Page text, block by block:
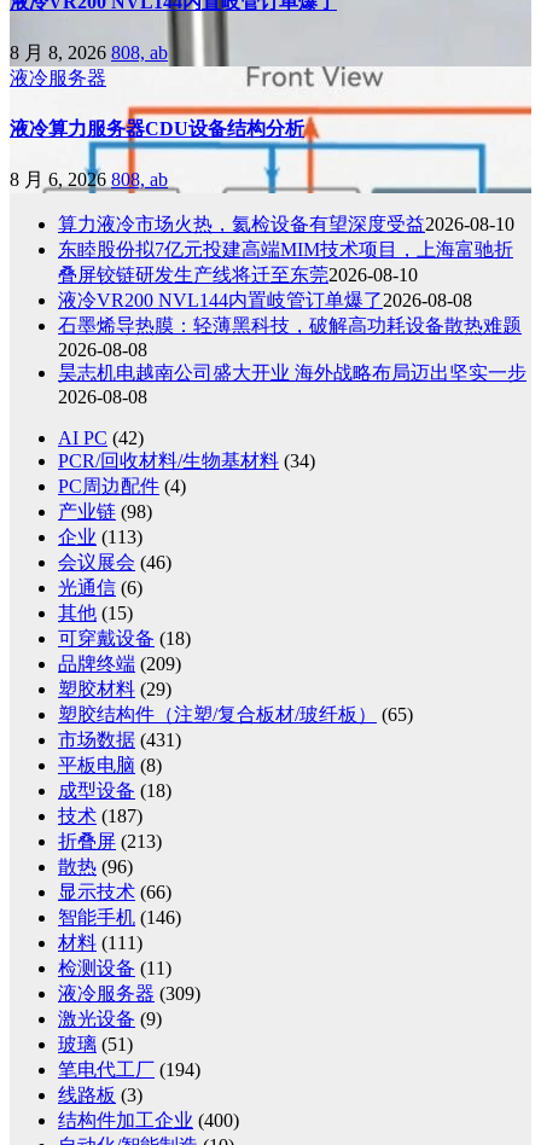
8 月 8, 2026 808, ab
液冷服务器
液冷算力服务器CDU设备结构分析
8 月 6, 2026 808, ab
算力液冷市场火热，氦检设备有望深度受益2026-08-10
东睦股份拟7亿元投建高端MIM技术项目，上海富驰折
叠屏铰链研发生产线将迁至东莞2026-08-10
液冷VR200 NVL144内置岐管订单爆了2026-08-08
石墨烯导热膜：轻薄黑科技，破解高功耗设备散热难题
2026-08-08
昊志机电越南公司盛大开业 海外战略布局迈出坚实一步
2026-08-08
AI PC (42)
PCR/回收材料/生物基材料 (34)
PC周边配件 (4)
产业链 (98)
企业 (113)
会议展会 (46)
光通信 (6)
其他 (15)
可穿戴设备 (18)
品牌终端 (209)
塑胶材料 (29)
塑胶结构件（注塑/复合板材/玻纤板）
(65)
市场数据 (431)
平板电脑 (8)
成型设备 (18)
技术 (187)
折叠屏 (213)
散热 (96)
显示技术 (66)
智能手机 (146)
材料 (111)
检测设备 (11)
液冷服务器 (309)
激光设备 (9)
玻璃 (51)
笔电代工厂 (194)
线路板 (3)
结构件加工企业 (400)